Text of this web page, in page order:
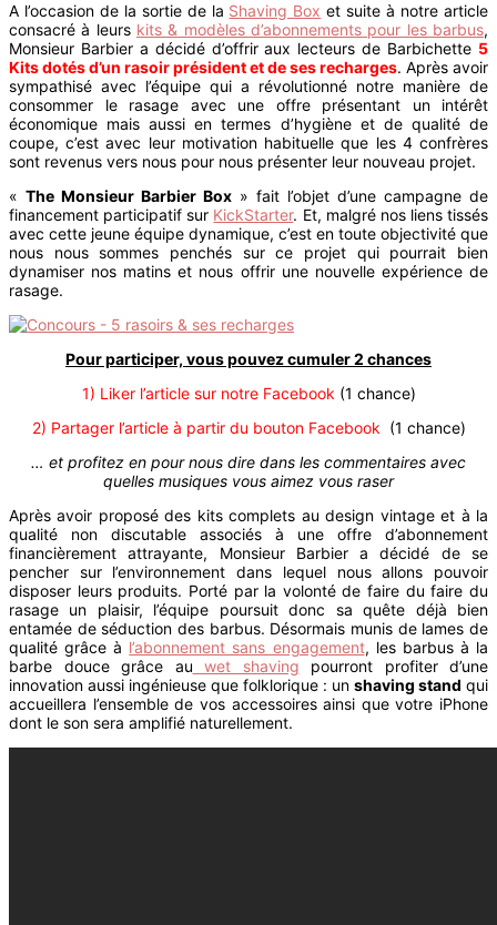
A l’occasion de la sortie de la Shaving Box et suite à notre article
consacré à leurs kits & modèles d’abonnements pour les barbus,
Monsieur Barbier a décidé d’offrir aux lecteurs de Barbichette 5
Kits dotés d’un rasoir président et de ses recharges. Après avoir
sympathisé avec l’équipe qui a révolutionné notre manière de
consommer le rasage avec une offre présentant un intérêt
économique mais aussi en termes d’hygiène et de qualité de
coupe, c’est avec leur motivation habituelle que les 4 confrères
sont revenus vers nous pour nous présenter leur nouveau projet.
« The Monsieur Barbier Box » fait l’objet d’une campagne de
financement participatif sur KickStarter. Et, malgré nos liens tissés
avec cette jeune équipe dynamique, c’est en toute objectivité que
nous nous sommes penchés sur ce projet qui pourrait bien
dynamiser nos matins et nous offrir une nouvelle expérience de
rasage.
Pour participer, vous pouvez cumuler 2 chances
1) Liker l’article sur notre Facebook (1 chance)
2) Partager l’article à partir du bouton Facebook (1 chance)
… et profitez en pour nous dire dans les commentaires avec
quelles musiques vous aimez vous raser
Après avoir proposé des kits complets au design vintage et à la
qualité non discutable associés à une offre d’abonnement
financièrement attrayante, Monsieur Barbier a décidé de se
pencher sur l’environnement dans lequel nous allons pouvoir
disposer leurs produits. Porté par la volonté de faire du faire du
rasage un plaisir, l’équipe poursuit donc sa quête déjà bien
entamée de séduction des barbus. Désormais munis de lames de
qualité grâce à l’abonnement sans engagement, les barbus à la
barbe douce grâce au wet shaving pourront profiter d’une
innovation aussi ingénieuse que folklorique : un shaving stand qui
accueillera l’ensemble de vos accessoires ainsi que votre iPhone
dont le son sera amplifié naturellement.